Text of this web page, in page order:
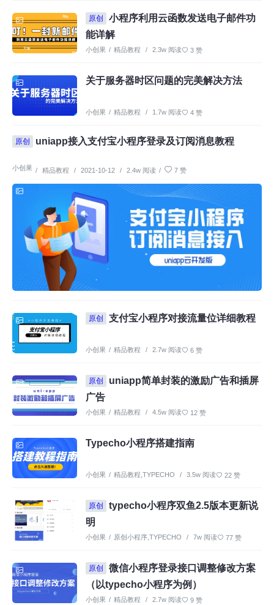
原创
小程序利用云函数发送电子邮件功
能详解
小创果 / 精品教程 / 2.3w 阅读 3 赞
关于服务器时区问题的完美解决方法
小创果 / 精品教程 / 1.7w 阅读 4 赞
原创 uniapp接入支付宝小程序登录及订阅消息教程
小创果 / 精品教程 / 2021-10-12 / 2.4w 阅读 / 7 赞
原创 支付宝小程序对接流量位详细教程
小创果 / 精品教程 / 2.7w 阅读 6 赞
原创
uniapp简单封装的激励广告和插屏
广告
小创果 / 精品教程 / 4.5w 阅读 12 赞
Typecho小程序搭建指南
小创果 / 精品教程 TYPECHO / 3.5w 阅读 22 赞
原创
typecho小程序双鱼2.5版本更新说
明
小创果 / 原创小程序 TYPECHO / 7w 阅读 77 赞
原创
微信小程序登录接口调整修改方案
（以typecho小程序为例）
小创果 / 精品教程 / 2.7w 阅读 9 赞